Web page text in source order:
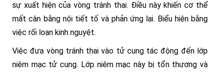
sự xuất hiện của vòng tránh thai. Điều này khiến cơ thể
mất cân bằng nội tiết tố và phản ứng lại. Biểu hiện bằng
việc rối loạn kinh nguyệt.
Việc đưa vòng tránh thai vào tử cung tác động đến lớp
niêm mạc tử cung. Lớp niêm mạc này bị tổn thương và